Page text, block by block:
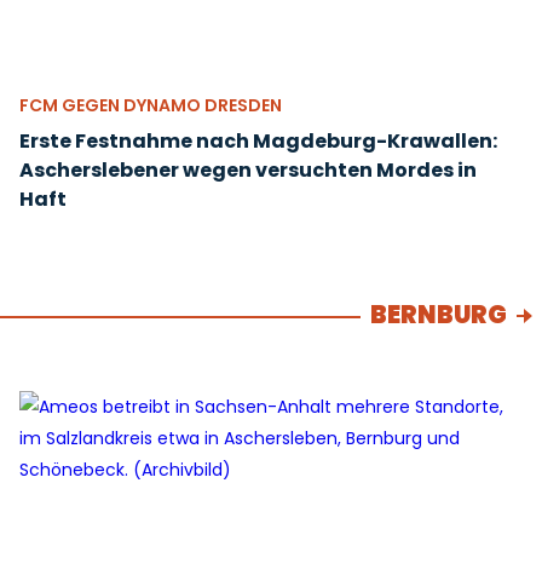
FCM GEGEN DYNAMO DRESDEN
Erste Festnahme nach Magdeburg-Krawallen:
Ascherslebener wegen versuchten Mordes in
Haft
BERNBURG